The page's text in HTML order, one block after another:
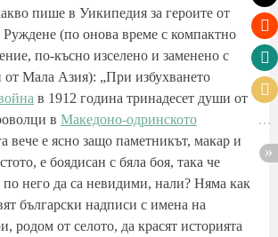
пише в Уикипедия за героите от
Руждене (по онова време с компактно
по-късно изселено и заменено с
Мала Азия): „При избухването
в 1912 година тринадесет души от
в Македоно-одринското
вече е ясно защо паметникът, макар и
е боядисан с бяла боя, така че
него да са невидими, нали? Няма как
български надписи с имена на
родом от селото, да красят историята